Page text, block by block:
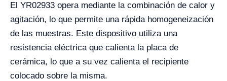
El YR02933 opera mediante la combinación de calor y
agitación, lo que permite una rápida homogeneización
de las muestras. Este dispositivo utiliza una
resistencia eléctrica que calienta la placa de
cerámica, lo que a su vez calienta el recipiente
colocado sobre la misma.